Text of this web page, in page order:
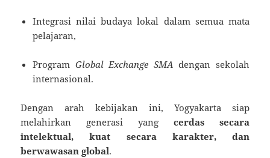
Integrasi nilai budaya lokal dalam semua mata
pelajaran,
Program Global Exchange SMA dengan sekolah
internasional.
Dengan arah kebijakan ini, Yogyakarta siap
melahirkan generasi yang cerdas secara
intelektual, kuat secara karakter, dan
berwawasan global.